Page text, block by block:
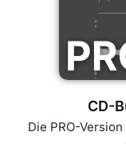
CD-
Die PRO-